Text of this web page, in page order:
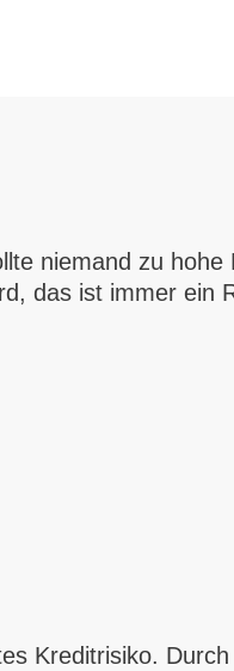
niemand zu hohe
das ist immer ein
Kreditrisiko.